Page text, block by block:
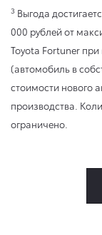
3 Выгода
000 рублей от
Toyota Fortuner
(автомобиль в
стоимости нового
производства.
ограничено.